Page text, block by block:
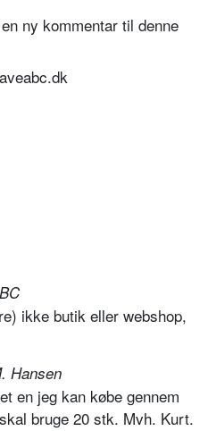
ny kommentar til denne
ikke butik eller webshop,
Hansen
en jeg kan købe gennem
bruge 20 stk. Mvh. Kurt.